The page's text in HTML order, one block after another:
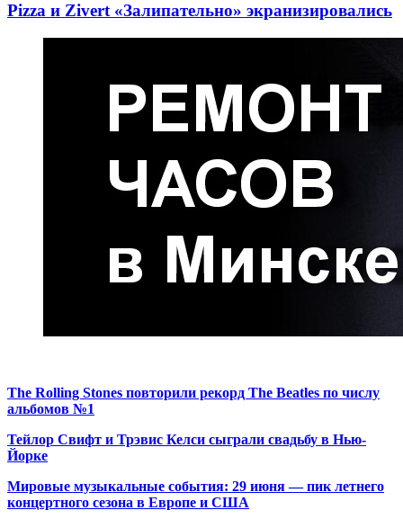
Pizza и Zivert «Залипательно» экранизировались
The Rolling Stones повторили рекорд The Beatles по числу
альбомов №1
Тейлор Свифт и Трэвис Келси сыграли свадьбу в Нью-
Йорке
Мировые музыкальные события: 29 июня — пик летнего
концертного сезона в Европе и США